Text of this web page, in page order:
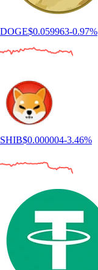
DOGE$0.059963-0.97%
SHIB$0.000004-3.46%